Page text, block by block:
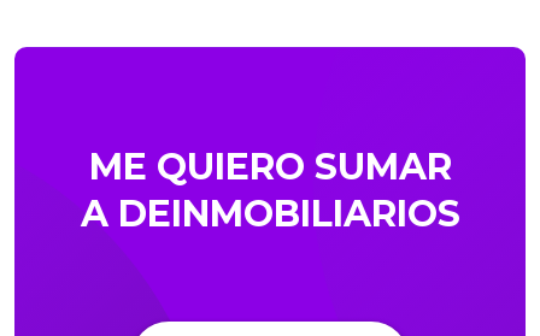
ME QUIERO SUMAR
A DEINMOBILIARIOS